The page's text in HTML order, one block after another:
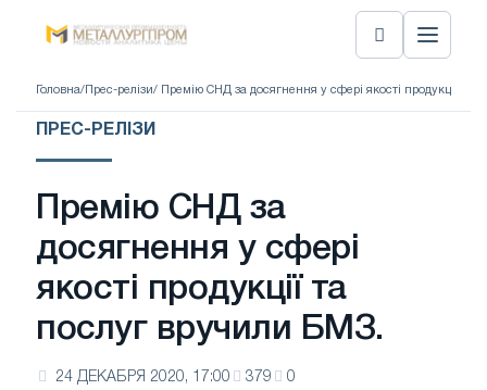
Головна/ Прес-релізи/ Премію СНД за досягнення у сфері якості продукції та
ПРЕС-РЕЛІЗИ
Премію СНД за
досягнення у сфері
якості продукції та
послуг вручили БМЗ.
24 ДЕКАБРЯ 2020, 17:00 379 0